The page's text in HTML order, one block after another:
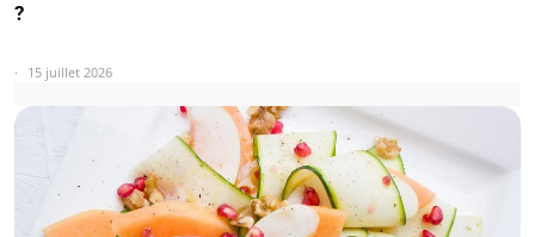
?
15 juillet 2026